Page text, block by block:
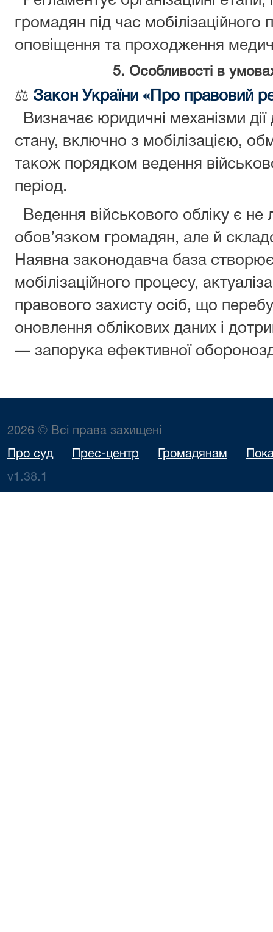
громадян під час мобілізаційного
оповіщення та проходження
5. Особливості в
⚖ Закон України «Про правовий
Визначає юридичні механізми
стану, включно з мобілізацією,
також порядком ведення
період.
Ведення військового обліку є
обов’язком громадян, але й
Наявна законодавча база створює
мобілізаційного процесу,
правового захисту осіб, що
оновлення облікових даних і
— запорука ефективної
2026 © Всі права захищені
Про суд Прес-центр Громадянам
v1.38.1